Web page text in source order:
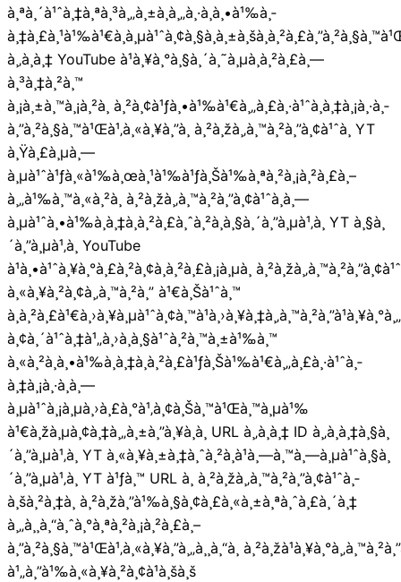
à¸ªà¸´à¹ˆà¸‡à¸ªà¸³à¸„à¸±à¸à¸„à¸·à¸­à¸•à¹‰à¸­
à¸‚à¸­à¸‡ YouTube à¹à¸¥à¸°à¸§à¸´à¸˜à¸µà¸à¸²à¸£à¸—
à¸³à¸‡à¸²à¸™
à¸¡à¸±à¸™à¸¡à¸²à¸ à¸²à¸¢à¹ƒà¸•à¹‰à¹€à¸„à¸£à¸·à¹ˆà¸­à¸‡à¸¡à¸·à¸­
à¸”à¸²à¸§à¸™à¹Œà¹‚à¸«à¸¥à¸”à¸ à¸²à¸žà¸‚à¸™à¸²à¸”à¸¢à¹ˆà¸­ YT
à¸Ÿà¸£à¸µà¸—
à¸µà¹ˆà¹ƒà¸«à¹‰à¸œà¸¹à¹‰à¹ƒà¸Šà¹‰à¸ªà¸²à¸¡à¸²à¸£à¸–
à¸„à¹‰à¸™à¸«à¸²à¸ à¸²à¸žà¸‚à¸™à¸²à¸”à¸¢à¹ˆà¸­à¸—
à¸µà¹ˆà¸•à¹‰à¸­à¸‡à¸à¸²à¸£à¸ˆà¸²à¸à¸§à¸´à¸”à¸µà¹‚à¸­ YT à¸§à¸
´à¸”à¸µà¹‚à¸­ YouTube
à¹à¸•à¹ˆà¸¥à¸°à¸£à¸²à¸¢à¸à¸²à¸£à¸¡à¸µà¸
à¸«à¸¥à¸²à¸¢à¸‚à¸™à¸²à¸” à¹€à¸Šà¹ˆà¸™
à¸¢à¸´à¹ˆà¸‡à¹„à¸›à¸à¸§à¹ˆà¸²à¸™à¸±à¹‰à¸™
à¸«à¸²à¸à¸•à¹‰à¸­à¸‡à¸à¸²à¸£à¹ƒà¸Šà¹‰à¹€à¸„à¸£à¸·à¹ˆà¸­
à¸‡à¸¡à¸·à¸­à¸—
à¸µà¹ˆà¸¡à¸µà¸›à¸£à¸°à¹‚à¸¢à¸Šà¸™à¹Œà¸™à¸µà¹‰
à¹€à¸žà¸µà¸¢à¸‡à¸„à¸±à¸”à¸¥à¸­à¸ URL à¸‚à¸­à¸‡ ID à¸‚à¸­à¸‡à¸§à¸
´à¸”à¸µà¹‚à¸­ YT à¸«à¸¥à¸±à¸‡à¸ˆà¸²à¸à¹à¸—à¸™à¸—à¸µà¹ˆà¸§à¸
´à¸”à¸µà¹‚à¸­ YT à¹ƒà¸™ URL à¸ à¸²à¸žà¸‚à¸™à¸²à¸”à¸¢à¹ˆà¸­
à¸šà¸²à¸‡à¸ à¸²à¸žà¸”à¹‰à¸§à¸¢à¸£à¸«à¸±à¸ªà¸ˆà¸£à¸´à¸‡
à¸„à¸¸à¸“à¸ˆà¸°à¸ªà¸²à¸¡à¸²à¸£à¸–
à¸”à¸²à¸§à¸™à¹Œà¹‚à¸«à¸¥à¸”à¸„à¸¸à¸“à¸
à¹„à¸”à¹‰à¸«à¸¥à¸²à¸¢à¹à¸šà¸š